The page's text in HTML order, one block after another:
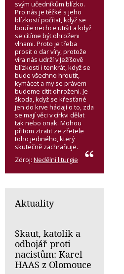
svým učedníkům blízko.
Pro nás je těžké s jeho
blízkostí počítat, když se
bouře nechce utišit a když
se cítíme být ohroženi
vlnami. Proto je třeba
prosit o dar víry, protože
víra nás udrží v Ježíšově
blízkosti i tenkrát, když se
bude všechno hroutit,
kymácet a my se právem
budeme cítit ohroženi. Je
škoda, když se křesťané
jen do krve hádají o to, zda
se mají věci v církvi dělat
tak nebo onak. Mohou
přitom ztratit ze zřetele
toho jediného, který
skutečně zachraňuje.
Zdroj: Nedělní liturgie
Aktuality
Skaut, katolík a
odbojář proti
nacistům: Karel
HAAS z Olomouce